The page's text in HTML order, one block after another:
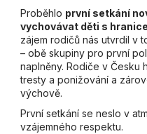
Proběhlo první setkání
vychovávat děti s
zájem rodičů nás utvrdil v
– obě skupiny pro první
naplněny. Rodiče v Česku
tresty a ponižování a
výchově.
První setkání se neslo v
vzájemného respektu.